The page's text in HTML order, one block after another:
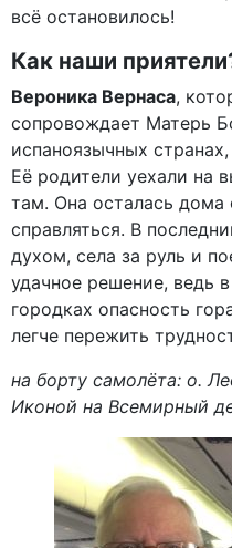
всё остановилось!
Как наши
Вероника Вернаса,
сопровождает Матерь
испаноязычных
Её родители уехали на
там. Она осталась дома
справляться. В
духом, села за руль и
удачное решение, ведь
городках опасность
легче пережить
на борту самолёта: о.
Иконой на Всемирный